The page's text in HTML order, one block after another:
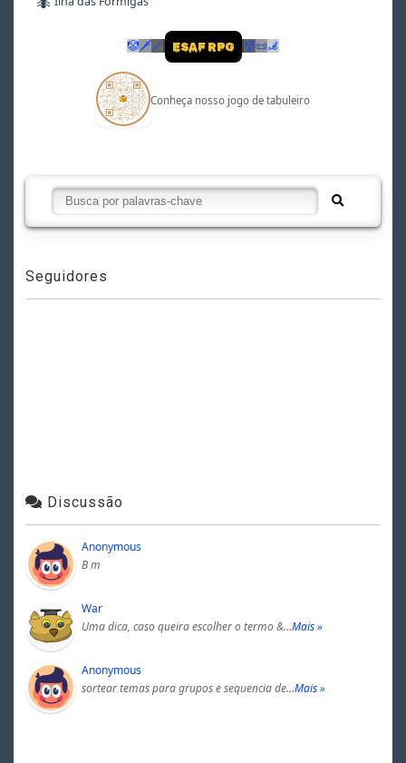
🤡 🗡🪄 ESAF RPG 👹📜🦼
Conheça nosso jogo de tabuleiro
Seguidores
Discussão
Anonymous
B m
War
Uma dica, caso queira escolher o termo &…Mais »
Anonymous
sortear temas para grupos e sequencia de…Mais »